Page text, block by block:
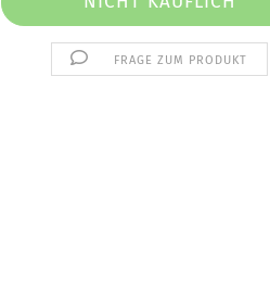
FRAGE ZUM PRODUKT